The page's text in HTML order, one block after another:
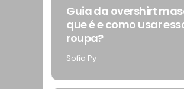
Guia da overshirt
que é e como usar
roupa?
Sofia Py